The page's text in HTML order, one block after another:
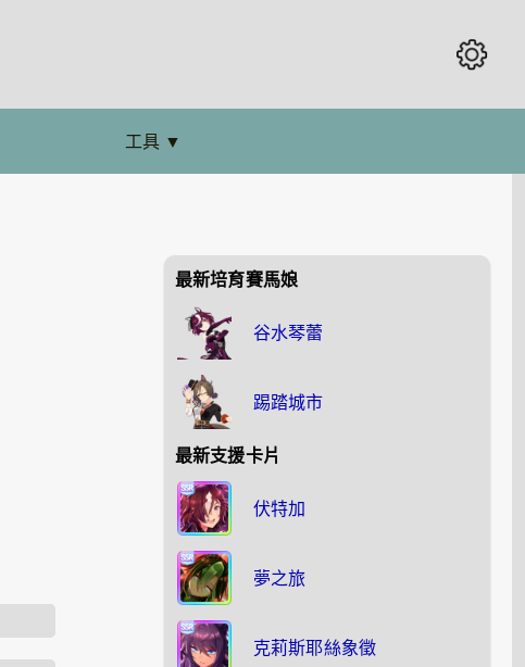
工具 ▼
最新培育賽馬娘
谷水琴蕾
踢踏城市
最新支援卡片
伏特加
夢之旅
克莉斯耶絲象徵